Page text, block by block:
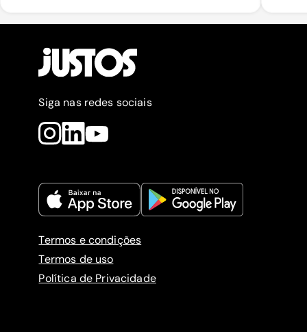
Siga nas redes sociais
Termos e condições
Termos de uso
Política de Privacidade